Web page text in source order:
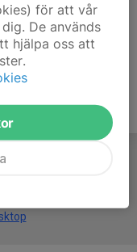
för att vår
De används
hjälpa oss att